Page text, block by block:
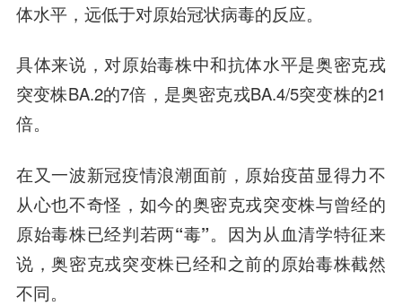
体水平，远低于对原始冠状病毒的反应。
具体来说，对原始毒株中和抗体水平是奥密克戎
突变株BA.2的7倍，是奥密克戎BA.4/5突变株的21
倍。
在又一波新冠疫情浪潮面前，原始疫苗显得力不
从心也不奇怪， 如今的奥密克戎突变株与曾经的
原始毒株已经判若两“毒”。 因为从血清学特征来
说，奥密克戎突变株已经和之前的原始毒株截然
不同。